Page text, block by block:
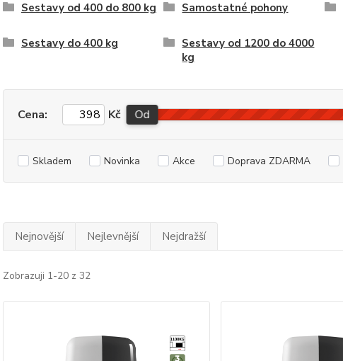
Sestavy od 400 do 800 kg Samostatné pohony
Sestavy do 400 kg
Sestavy od 1200 do 4000
kg
Cena: Kč Od
Skladem Novinka Akce Doprava ZDARMA
Nejnovější Nejlevnější Nejdražší
Zobrazuji 1-20 z 32